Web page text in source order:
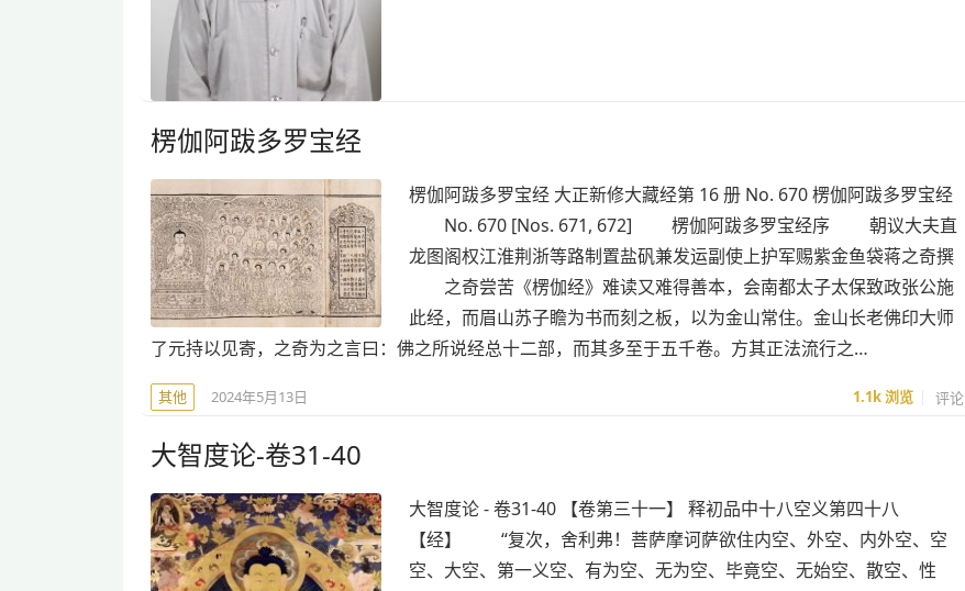
楞伽阿跋多罗宝经
楞伽阿跋多罗宝经 大正新修大藏经第 16 册 No. 670 楞伽阿跋多罗宝经
No. 670 [Nos. 671, 672] 楞伽阿跋多罗宝经序 朝议大夫直
龙图阁权江淮荆浙等路制置盐矾兼发运副使上护军赐紫金鱼袋蒋之奇撰
之奇尝苦《楞伽经》难读又难得善本，会南都太子太保致政张公施
此经，而眉山苏子瞻为书而刻之板，以为金山常住。金山长老佛印大师
了元持以见寄，之奇为之言曰：佛之所说经总十二部，而其多至于五千卷。方其正法流行之…
其他 2024年5月13日 1.1k浏览 评论
大智度论-卷31-40
大智度论 - 卷31-40 【卷第三十一】 释初品中十八空义第四十八
【经】 “复次，舍利弗！菩萨摩诃萨欲住内空、外空、内外空、空
空、大空、第一义空、有为空、无为空、毕竟空、无始空、散空、性